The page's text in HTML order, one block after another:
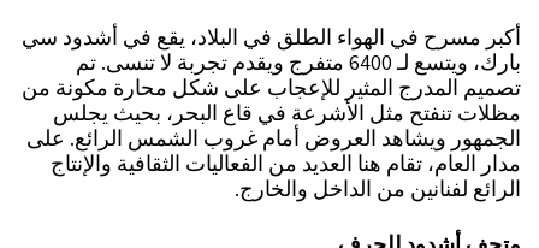
أكبر مسرح في الهواء الطلق في البلاد، يقع في أشدود سي
بارك، ويتسع لـ 6400 متفرج ويقدم تجربة لا تنسى. تم
تصميم المدرج المثير للإعجاب على شكل محارة مكونة من
مظلات تنفتح مثل الأشرعة في قاع البحر، بحيث يجلس
الجمهور ويشاهد العروض أمام غروب الشمس الرائع. على
مدار العام، تقام هنا العديد من الفعاليات الثقافية والإنتاج
الرائع لفنانين من الداخل والخارج.